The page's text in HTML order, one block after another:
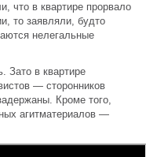
что в квартире прорвало
то заявляли, будто
нелегальные
Зато в квартире
— сторонников
Кроме того,
агитматериалов —